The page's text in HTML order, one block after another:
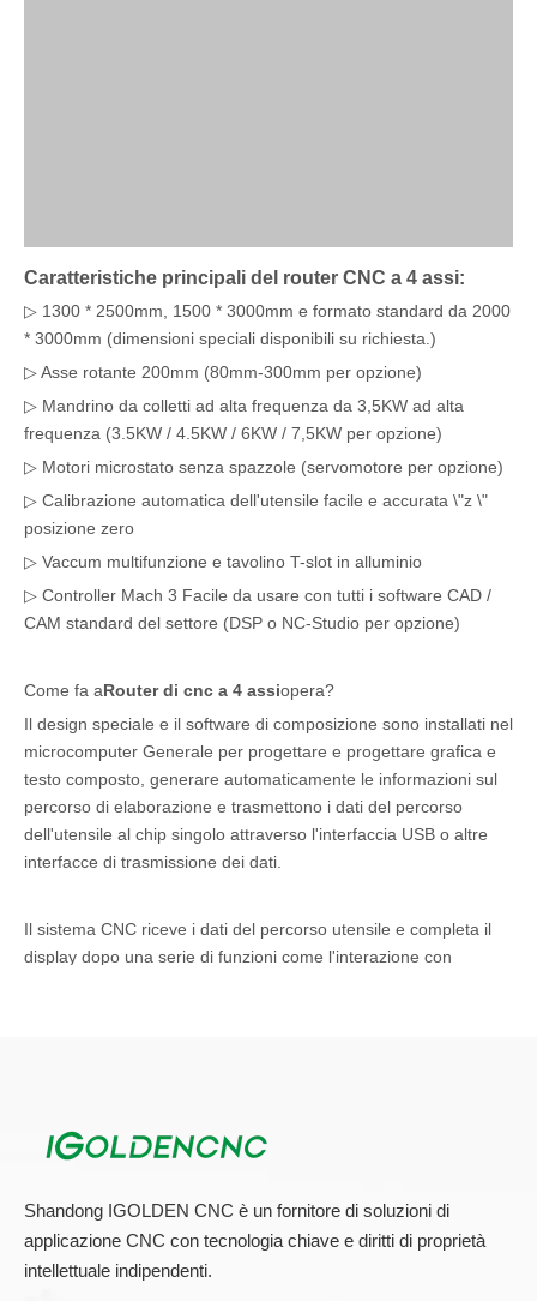
Caratteristiche principali del router CNC a 4 assi:
▷ 1300 * 2500mm, 1500 * 3000mm e formato standard da 2000
* 3000mm (dimensioni speciali disponibili su richiesta.)
▷ Asse rotante 200mm (80mm-300mm per opzione)
▷ Mandrino da colletti ad alta frequenza da 3,5KW ad alta
frequenza (3.5KW / 4.5KW / 6KW / 7,5KW per opzione)
▷ Motori microstato senza spazzole (servomotore per opzione)
▷ Calibrazione automatica dell'utensile facile e accurata \"z \"
posizione zero
▷ Vaccum multifunzione e tavolino T-slot in alluminio
▷ Controller Mach 3 Facile da usare con tutti i software CAD /
CAM standard del settore (DSP o NC-Studio per opzione)
Come fa aRouter di cnc a 4 assiopera?
Il design speciale e il software di composizione sono installati nel
microcomputer Generale per progettare e progettare grafica e
testo composto, generare automaticamente le informazioni sul
percorso di elaborazione e trasmettono i dati del percorso
dell'utensile al chip singolo attraverso l'interfaccia USB o altre
interfacce di trasmissione dei dati.
Il sistema CNC riceve i dati del percorso utensile e completa il
display dopo una serie di funzioni come l'interazione con
caratteri grafici tridimensionali progettati sul computer per
Applicazione router CNC a 4 assi:
Shandong IGOLDEN CNC è un fornitore di soluzioni di
applicazione CNC con tecnologia chiave e diritti di proprietà
intellettuale indipendenti.